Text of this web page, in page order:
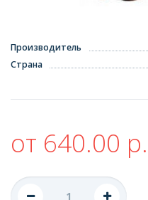
Производитель
Страна
от 640.00 р.